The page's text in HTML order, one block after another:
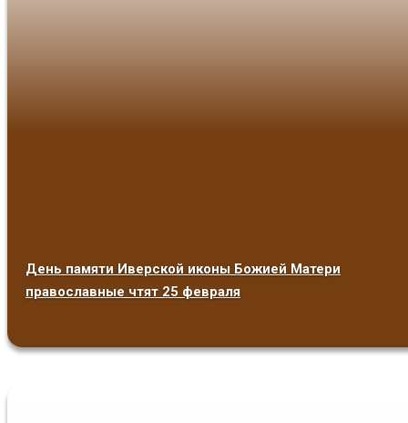
День памяти Иверской иконы Божией Матери
православные чтят 25 февраля